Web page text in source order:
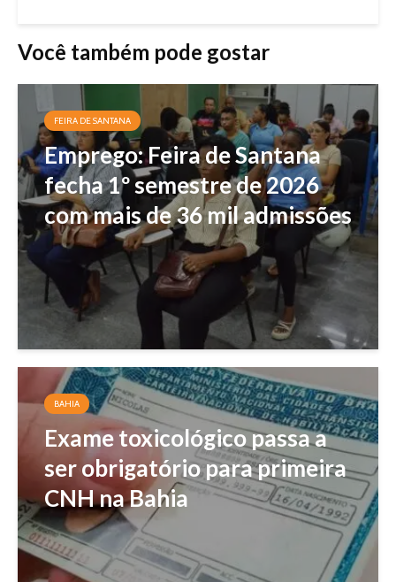
Você também pode gostar
FEIRA DE SANTANA
Emprego: Feira de Santana
fecha 1º semestre de 2026
com mais de 36 mil admissões
BAHIA
Exame toxicológico passa a
ser obrigatório para primeira
CNH na Bahia